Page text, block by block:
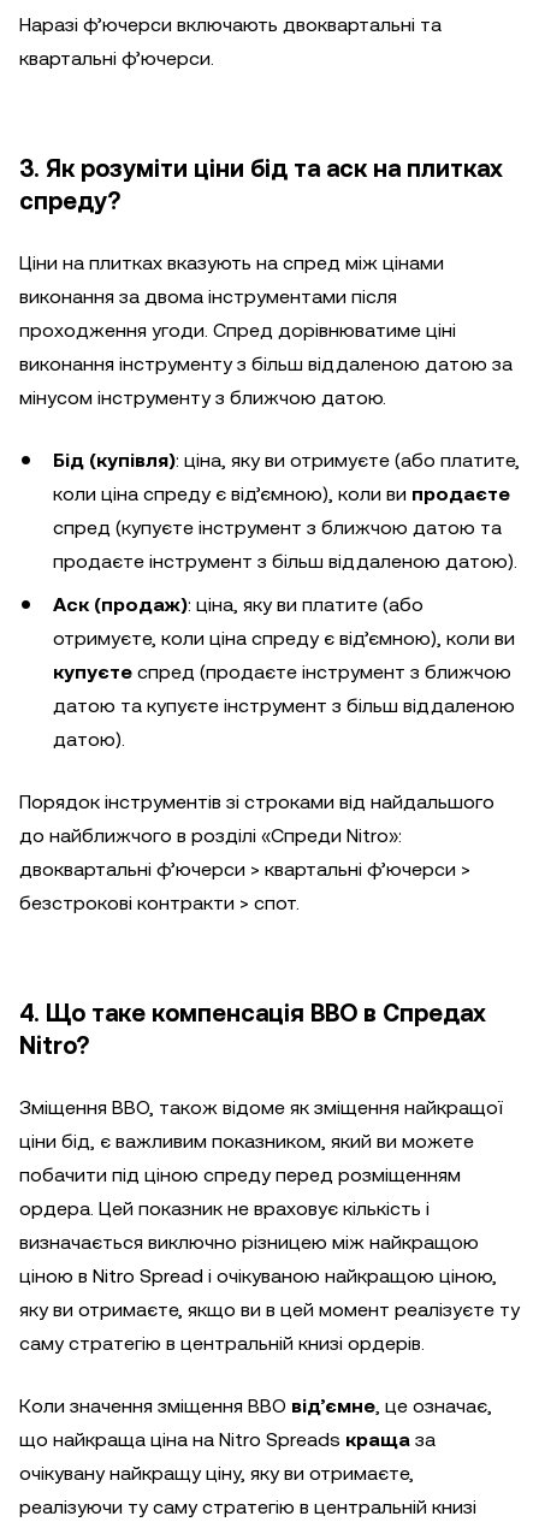
Наразі ф’ючерси включають двоквартальні та
квартальні ф’ючерси.
3. Як розуміти ціни бід та аск на плитках
спреду?
Ціни на плитках вказують на спред між цінами
виконання за двома інструментами після
проходження угоди. Спред дорівнюватиме ціні
виконання інструменту з більш віддаленою датою за
мінусом інструменту з ближчою датою.
Бід (купівля): ціна, яку ви отримуєте (або платите,
коли ціна спреду є від’ємною), коли ви продаєте
спред (купуєте інструмент з ближчою датою та
продаєте інструмент з більш віддаленою датою).
Аск (продаж): ціна, яку ви платите (або
отримуєте, коли ціна спреду є від’ємною), коли ви
купуєте спред (продаєте інструмент з ближчою
датою та купуєте інструмент з більш віддаленою
датою).
Порядок інструментів зі строками від найдальшого
до найближчого в розділі «Спреди Nitro»:
двоквартальні ф’ючерси > квартальні ф’ючерси >
безстрокові контракти > спот.
4. Що таке компенсація BBO в Спредах
Nitro?
Зміщення BBO, також відоме як зміщення найкращої
ціни бід, є важливим показником, який ви можете
побачити під ціною спреду перед розміщенням
ордера. Цей показник не враховує кількість і
визначається виключно різницею між найкращою
ціною в Nitro Spread і очікуваною найкращою ціною,
яку ви отримаєте, якщо ви в цей момент реалізуєте ту
саму стратегію в центральній книзі ордерів.
Коли значення зміщення BBO від’ємне , це означає,
що найкраща ціна на Nitro Spreads краща за
очікувану найкращу ціну, яку ви отримаєте,
реалізуючи ту саму стратегію в центральній книзі